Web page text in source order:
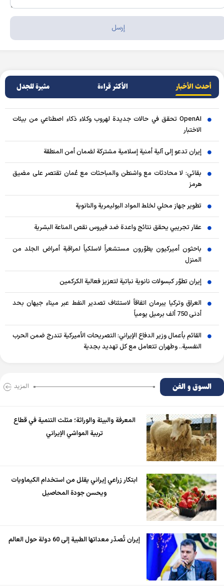
أحدث الأخبار الأکثر قراءة مثيرة للجدل
OpenAI تحقق في حالات جديدة لهروب وكلاء ذكاء اصطناعي من بيئات
الاختبار
إيران تدعو إلى آلية أمنية إسلامية مشتركة لضمان أمن المنطقة
بقائي: لا محادثات مع واشنطن والمباحثات مع عُمان تقتصر على مضيق
هرمز
تطوير جهاز محلي لخلط المواد البوليمرية والنانوية
عقار تجريبي يحقق نتائج واعدة ضد فيروس نقص المناعة البشرية
باحثون أميركيون يطوّرون مستشعراً لاسلكياً لمراقبة أمراض الجلد من
المنزل
إيران تطوّر كبسولات نانوية نباتية لتعزيز فعالية الكركمين
العراق وتركيا يبرمان اتفاقاً لاستئناف تصدير النفط عبر ميناء جيهان بحد
أدنى 750 ألف برميل يومياً
القائم بأعمال وزير الدفاع الإيراني: التصريحات الأميركية تندرج ضمن الحرب
النفسية.. وطهران تتعامل مع كل تهديد بجدية
السوق و الفن المزید
المعرفة والبيئة والوراثة؛ مثلث التنمية في قطاع
تربية المواشي الإيراني
ابتكار زراعي إيراني يقلل من استخدام الكيماويات
ويحسن جودة المحاصيل
إيران تُصدّر معداتها الطبية إلى 60 دولة حول العالم